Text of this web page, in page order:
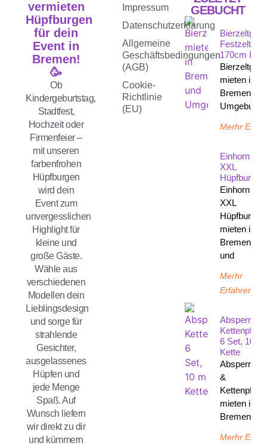
vermieten
Hüpfburgen
für dein
Event in
Bremen!
🥳
Ob
Kindergeburtstag,
Stadtfest,
Hochzeit oder
Firmenfeier –
mit unseren
farbenfrohen
Hüpfburgen
wird dein
Event zum
unvergesslichen
Highlight für
kleine und
große Gäste.
Wähle aus
verschiedenen
Modellen dein
Lieblingsdesign
und sorge für
strahlende
Gesichter,
ausgelassenes
Hüpfen und
jede Menge
Spaß. Auf
Wunsch liefern
wir direkt zu dir
und kümmern
Impressum
Datenschutzerklärung
Allgemeine
Geschäftsbedingungen
(AGB)
Cookie-
Richtlinie
(EU)
GEBUCHT
170cm
mieten in
Bremen und
Umgebung
Merhr
Einhorn
XXL
Hüpfburg
Einhorn
XXL
Hüpfburg
mieten in
Bremen
und
Merhr
Erfahren
6 Set, 10 M
Kette
&
mieten in
Bremen und
Merhr